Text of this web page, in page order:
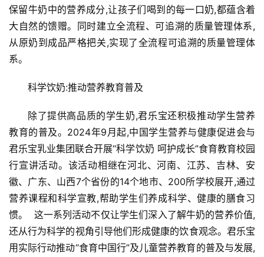
首
资
业
消
费
生
活
科
技
保留牛奶中的营养成分,让孩子们喝到的每一口奶,都蕴含着
大自然的馈赠。同时建立全流程、可追溯的质量管理体系,
从原奶到成品严格把关,实现了全流程可追溯的质量管理体
系。
科学饮奶:推动营养教育普及
除了提供高品质的学生奶,君乐宝还积极推动学生营养
教育的普及。2024年9月起,中国学生营养与健康促进会与
君乐宝乳业集团联合开展“科学饮奶 呵护成长”食育教育校园
行宣讲活动。该活动相继在河北、河南、江苏、吉林、安
徽、广东、山西7个省份的14个地市、200所学校展开,通过
营养课程和科学宣教,帮助学生们养成科学、健康的膳食习
惯。  这一系列活动不仅让学生们深入了解牛奶的营养价值,
还从行为科学的视角引导他们形成健康的饮食观念。君乐宝
用实际行动推动“食育中国行”及儿童营养教育的普及与发展,